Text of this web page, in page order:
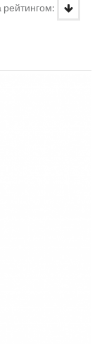
рейтингом: